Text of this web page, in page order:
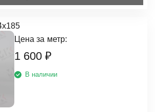
Цена за метр:
1 600 ₽
В наличии